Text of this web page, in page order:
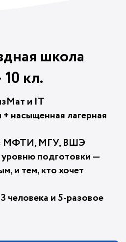
школа
кл.
и IT
+ насыщенная лагерная
МФТИ, МГУ, ВШЭ
уровню подготовки —
и тем, кто хочет
человека и 5-разовое